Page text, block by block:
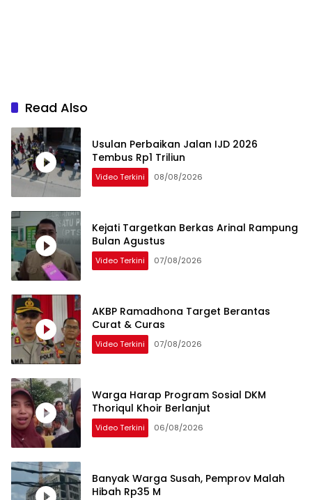
Read Also
Usulan Perbaikan Jalan IJD 2026
Tembus Rp1 Triliun
Video Terkini 08/08/2026
Kejati Targetkan Berkas Arinal Rampung
Bulan Agustus
Video Terkini 07/08/2026
AKBP Ramadhona Target Berantas
Curat & Curas
Video Terkini 07/08/2026
Warga Harap Program Sosial DKM
Thoriqul Khoir Berlanjut
Video Terkini 06/08/2026
Banyak Warga Susah, Pemprov Malah
Hibah Rp35 M